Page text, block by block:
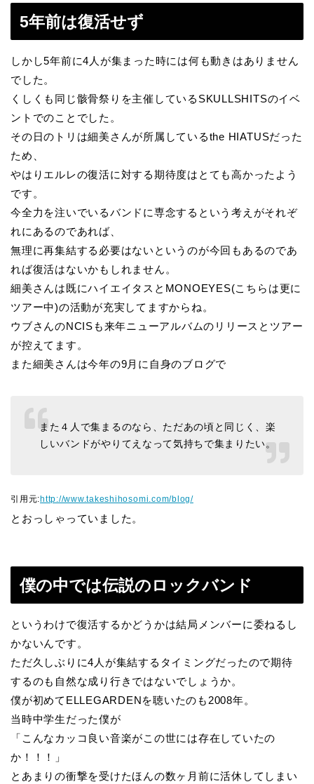
5年前は復活せず
しかし5年前に4人が集まった時には何も動きはありません
でした。
くしくも同じ骸骨祭りを主催しているSKULLSHITSのイベ
ントでのことでした。
その日のトリは細美さんが所属しているthe HIATUSだった
ため、
やはりエルレの復活に対する期待度はとても高かったよう
です。
今全力を注いでいるバンドに専念するという考えがそれぞ
れにあるのであれば、
無理に再集結する必要はないというのが今回もあるのであ
れば復活はないかもしれません。
細美さんは既にハイエイタスとMONOEYES(こちらは更に
ツアー中)の活動が充実してますからね。
ウブさんのNCISも来年ニューアルバムのリリースとツアー
が控えてます。
また細美さんは今年の9月に自身のブログで
また４人で集まるのなら、ただあの頃と同じく、楽
しいバンドがやりてえなって気持ちで集まりたい。
引用元:http://www.takeshihosomi.com/blog/
とおっしゃっていました。
僕の中では伝説のロックバンド
というわけで復活するかどうかは結局メンバーに委ねるし
かないんです。
ただ久しぶりに4人が集結するタイミングだったので期待
するのも自然な成り行きではないでしょうか。
僕が初めてELLEGARDENを聴いたのも2008年。
当時中学生だった僕が
「こんなカッコ良い音楽がこの世には存在していたの
か！！！」
とあまりの衝撃を受けたほんの数ヶ月前に活休してしまい